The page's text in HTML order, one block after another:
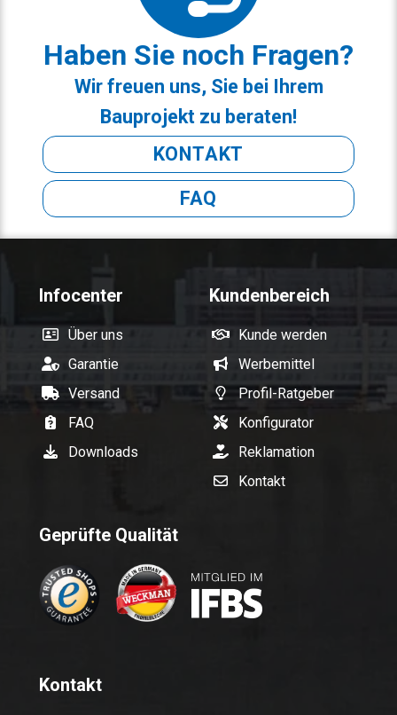
Haben Sie noch Fragen?
Wir freuen uns, Sie bei Ihrem
Bauprojekt zu beraten!
KONTAKT
FAQ
Infocenter
Über uns
Garantie
Versand
FAQ
Downloads
Kundenbereich
Kunde werden
Werbemittel
Profil-Ratgeber
Konfigurator
Reklamation
Kontakt
Geprüfte Qualität
Kontakt